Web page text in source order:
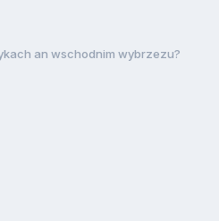
an wschodnim wybrzezu?